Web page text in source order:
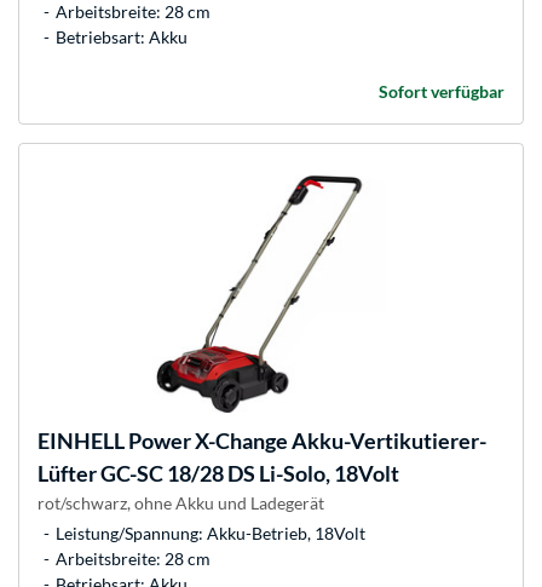
Arbeitsbreite: 28 cm
Betriebsart: Akku
Sofort verfügbar
EINHELLPower X-Change Akku-Vertikutierer-
Lüfter GC-SC 18/28 DS Li-Solo, 18Volt
rot/schwarz, ohne Akku und Ladegerät
Leistung/Spannung: Akku-Betrieb, 18Volt
Arbeitsbreite: 28 cm